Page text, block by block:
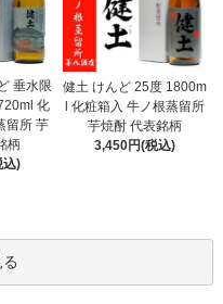
垂水限
化
留所 芋
柄
込)
健土 けんど 25度 1800m
l 化粧箱入 牛ノ根蒸留所
芋焼酎 代表銘柄
3,450円(税込)